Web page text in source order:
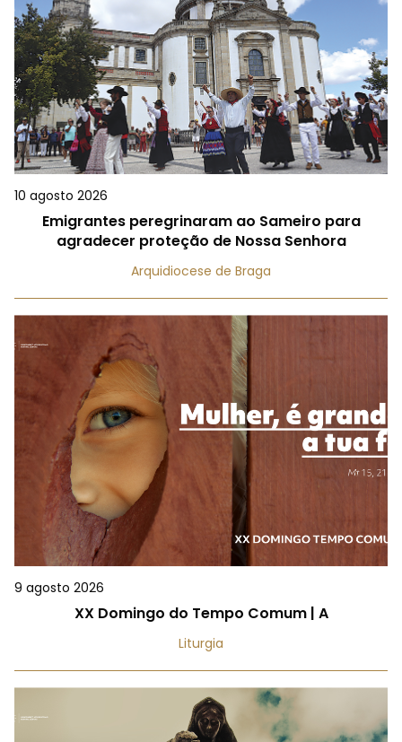
10 agosto 2026
Emigrantes peregrinaram ao Sameiro para
agradecer proteção de Nossa Senhora
Arquidiocese de Braga
9 agosto 2026
XX Domingo do Tempo Comum | A
Liturgia